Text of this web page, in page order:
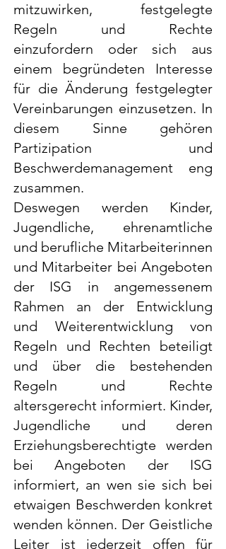
mitzuwirken, festgelegte
Regeln und Rechte
einzufordern oder sich aus
einem begründeten Interesse
für die Änderung festgelegter
Vereinbarungen einzusetzen. In
diesem Sinne gehören
Partizipation und
Beschwerdemanagement eng
zusammen.
Deswegen werden Kinder,
Jugendliche, ehrenamtliche
und berufliche Mitarbeiterinnen
und Mitarbeiter bei Angeboten
der ISG in angemessenem
Rahmen an der Entwicklung
und Weiterentwicklung von
Regeln und Rechten beteiligt
und über die bestehenden
Regeln und Rechte
altersgerecht informiert. Kinder,
Jugendliche und deren
Erziehungsberechtigte werden
bei Angeboten der ISG
informiert, an wen sie sich bei
etwaigen Beschwerden konkret
wenden können. Der Geistliche
Leiter ist jederzeit offen für